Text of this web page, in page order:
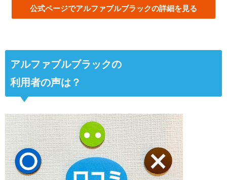
公式ページでアルファブルブラックの詳細を見る
アルファブルブラックの
利用者の声は？